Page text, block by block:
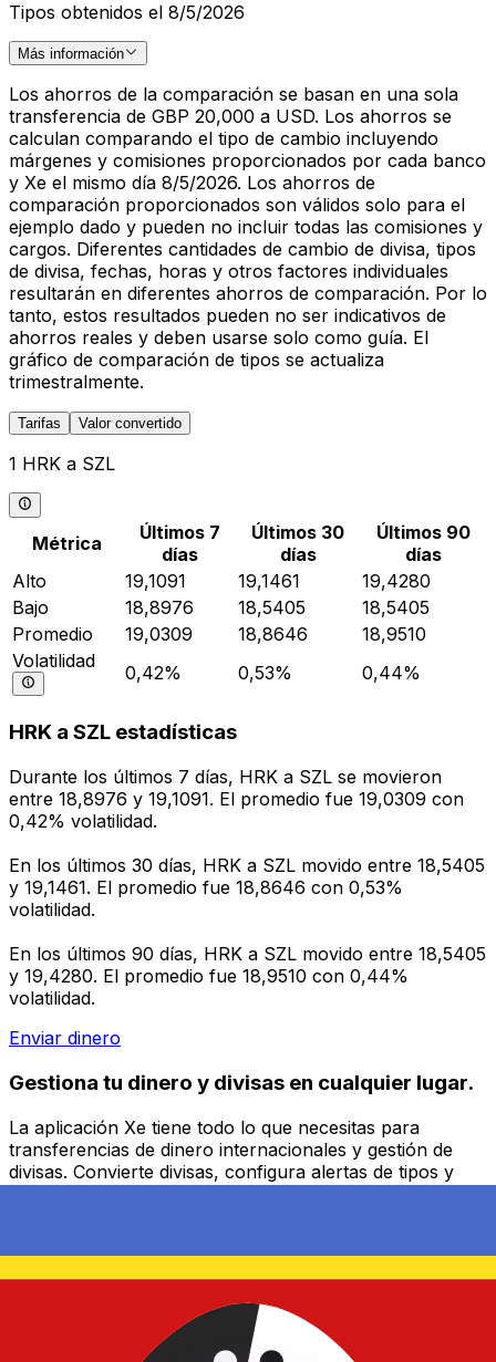
Tipos obtenidos el 8/5/2026
Más información
Los ahorros de la comparación se basan en una sola
transferencia de GBP 20,000 a USD. Los ahorros se
calculan comparando el tipo de cambio incluyendo
márgenes y comisiones proporcionados por cada banco
y Xe el mismo día 8/5/2026. Los ahorros de
comparación proporcionados son válidos solo para el
ejemplo dado y pueden no incluir todas las comisiones y
cargos. Diferentes cantidades de cambio de divisa, tipos
de divisa, fechas, horas y otros factores individuales
resultarán en diferentes ahorros de comparación. Por lo
tanto, estos resultados pueden no ser indicativos de
ahorros reales y deben usarse solo como guía. El
gráfico de comparación de tipos se actualiza
trimestralmente.
Tarifas Valor convertido
1 HRK a SZL
Métrica
Últimos 7
días
Últimos 30
días
Últimos 90
días
Alto
19,1091 19,1461
19,4280
Bajo
18,8976 18,5405
18,5405
Promedio
19,0309 18,8646
18,9510
Volatilidad
0,42% 0,53% 0,44%
HRK a SZL estadísticas
Durante los últimos 7 días, HRK a SZL se movieron
entre 18,8976 y 19,1091. El promedio fue 19,0309 con
0,42% volatilidad.
En los últimos 30 días, HRK a SZL movido entre 18,5405
y 19,1461. El promedio fue 18,8646 con 0,53%
volatilidad.
En los últimos 90 días, HRK a SZL movido entre 18,5405
y 19,4280. El promedio fue 18,9510 con 0,44%
volatilidad.
Enviar dinero
Gestiona tu dinero y divisas en cualquier lugar.
La aplicación Xe tiene todo lo que necesitas para
transferencias de dinero internacionales y gestión de
divisas. Convierte divisas, configura alertas de tipos y